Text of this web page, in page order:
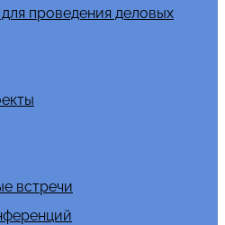
проведения деловых
встречи